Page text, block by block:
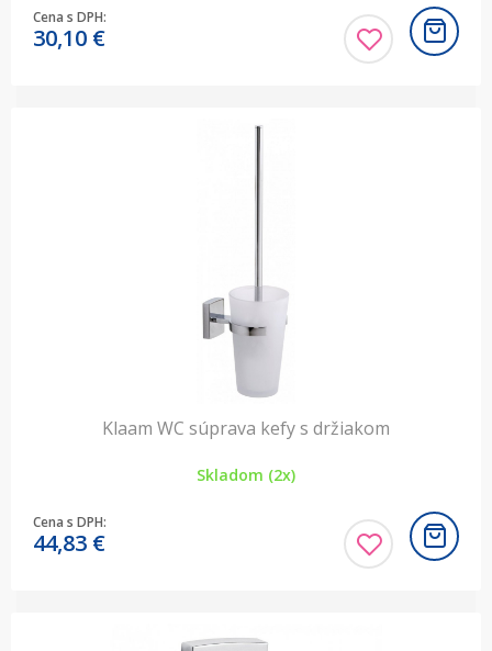
Cena s DPH:
30,10 €
Klaam WC súprava kefy s držiakom
Skladom (2x)
Cena s DPH:
44,83 €